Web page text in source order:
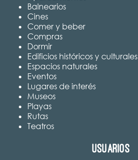
Balnearios
Cines
Comer y beber
Compras
Dormir
Edificios históricos y culturales
Espacios naturales
Eventos
Lugares de interés
Museos
Playas
Rutas
Teatros
Usuarios